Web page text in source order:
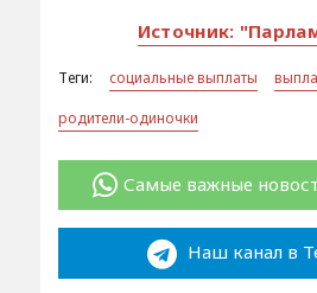
Источник:
Теги: социальные выплаты
родители-одиночки
Самые важные
Наш канал в